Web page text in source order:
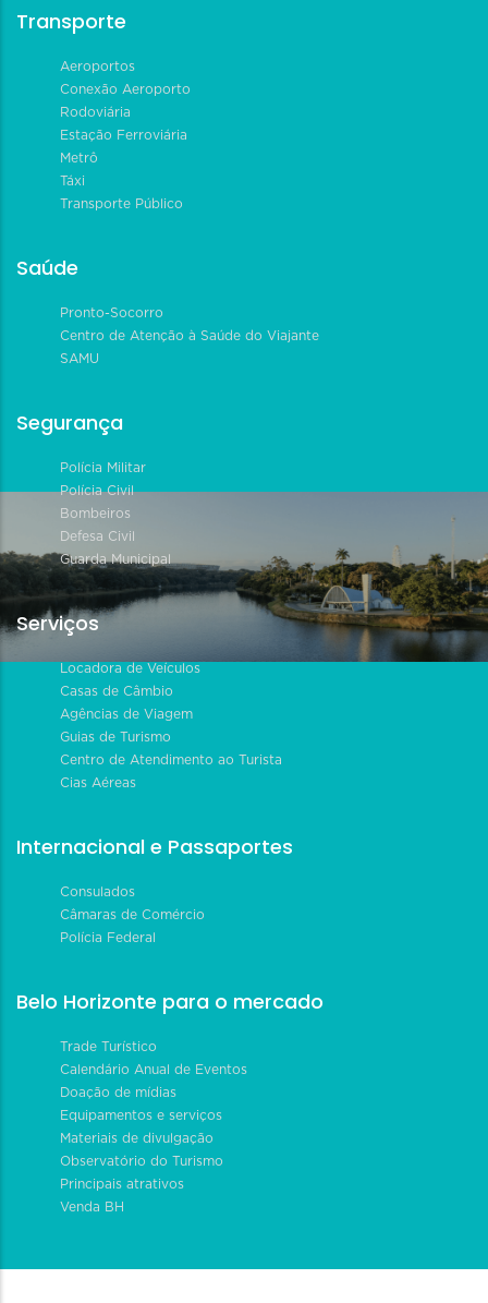
Transporte
Aeroportos
Conexão Aeroporto
Rodoviária
Estação Ferroviária
Metrô
Táxi
Transporte Público
Saúde
Pronto-Socorro
Centro de Atenção à Saúde do Viajante
SAMU
Segurança
Polícia Militar
Polícia Civil
Bombeiros
Defesa Civil
Guarda Municipal
Serviços
Locadora de Veículos
Casas de Câmbio
Agências de Viagem
Guias de Turismo
Centro de Atendimento ao Turista
Cias Aéreas
Internacional e Passaportes
Consulados
Câmaras de Comércio
Polícia Federal
Belo Horizonte para o mercado
Trade Turístico
Calendário Anual de Eventos
Doação de mídias
Equipamentos e serviços
Materiais de divulgação
Observatório do Turismo
Principais atrativos
Venda BH